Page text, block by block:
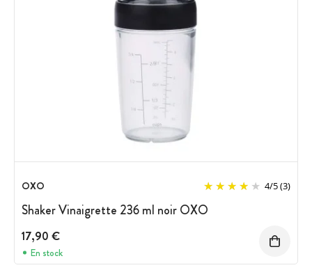
OXO 4/5(3)
Shaker Vinaigrette 236 ml noir OXO
17,90 €
En stock